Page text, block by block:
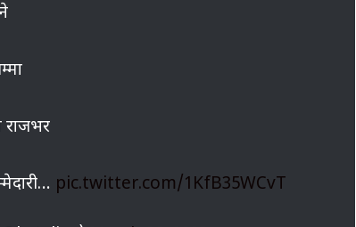
राजभर
pic.twitter.com/1KfB35WCvT